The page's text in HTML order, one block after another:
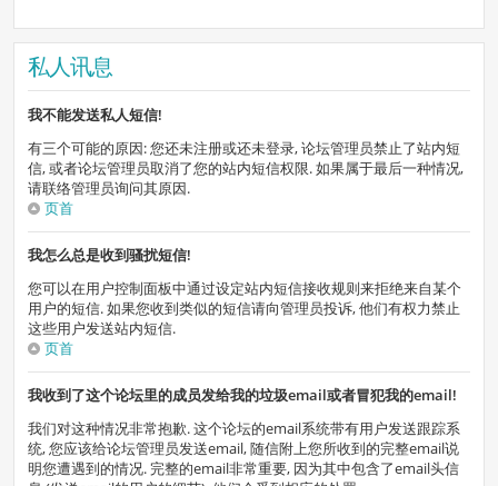
私人讯息
我不能发送私人短信!
有三个可能的原因: 您还未注册或还未登录, 论坛管理员禁止了站内短
信, 或者论坛管理员取消了您的站内短信权限. 如果属于最后一种情况,
请联络管理员询问其原因.
页首
我怎么总是收到骚扰短信!
您可以在用户控制面板中通过设定站内短信接收规则来拒绝来自某个
用户的短信. 如果您收到类似的短信请向管理员投诉, 他们有权力禁止
这些用户发送站内短信.
页首
我收到了这个论坛里的成员发给我的垃圾email或者冒犯我的email!
我们对这种情况非常抱歉. 这个论坛的email系统带有用户发送跟踪系
统, 您应该给论坛管理员发送email, 随信附上您所收到的完整email说
明您遭遇到的情况. 完整的email非常重要, 因为其中包含了email头信